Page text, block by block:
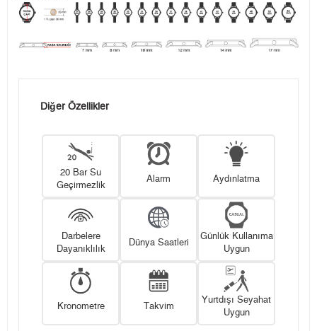
Diğer Özellikler
20 Bar Su
Geçirmezlik
Alarm Aydınlatma
Darbelere
Dayanıklılık
Dünya Saatleri
Günlük Kullanıma
Uygun
Kronometre Takvim
Yurtdışı Seyahat
Uygun